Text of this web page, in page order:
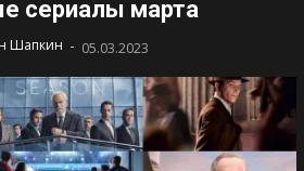
сериалы марта
Шапкин - 05.03.2023